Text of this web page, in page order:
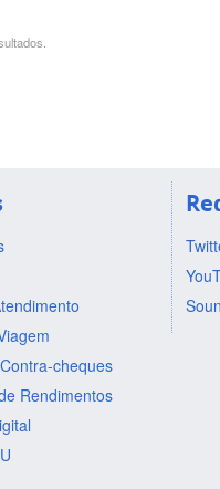
cheques
Rendimentos